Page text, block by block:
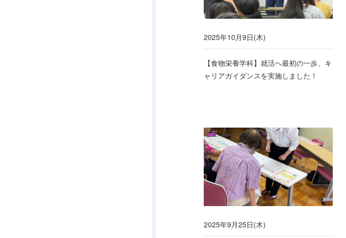
2025年10月9日(木)
【食物栄養学科】就活へ最初の一歩、キ
ャリアガイダンスを実施しました！
2025年9月25日(木)